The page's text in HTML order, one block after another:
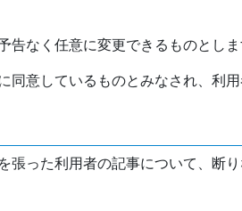
告なく任意に変更できるものとしま
同意しているものとみなされ、利用
張った利用者の記事について、断